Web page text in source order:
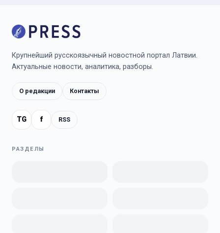
Крупнейший русскоязычный новостной портал Латвии.
Актуальные новости, аналитика, разборы.
О редакции Контакты
TG f RSS
РАЗДЕЛЫ